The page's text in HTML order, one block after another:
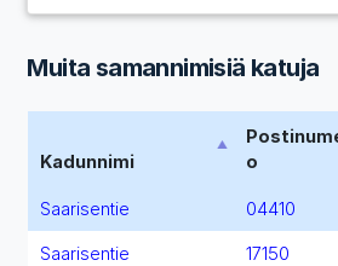
Muita samannimisiä katuja
Kadunnimi
o
Saarisentie 04410
Saarisentie 17150